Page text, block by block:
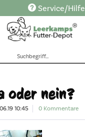
Service/Hilfe
oder nein?
10:45 0 Kommentare